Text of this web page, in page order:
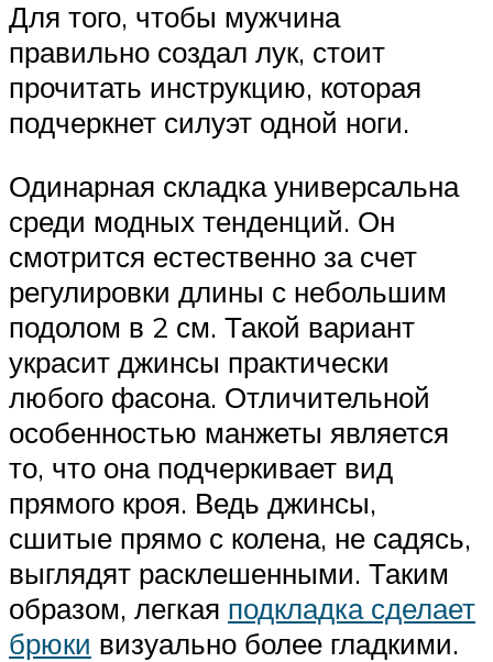
Для того, чтобы мужчина
правильно создал лук, стоит
прочитать инструкцию, которая
подчеркнет силуэт одной ноги.
Одинарная складка универсальна
среди модных тенденций. Он
смотрится естественно за счет
регулировки длины с небольшим
подолом в 2 см. Такой вариант
украсит джинсы практически
любого фасона. Отличительной
особенностью манжеты является
то, что она подчеркивает вид
прямого кроя. Ведь джинсы,
сшитые прямо с колена, не садясь,
выглядят расклешенными. Таким
образом, легкая подкладка сделает
брюки визуально более гладкими.